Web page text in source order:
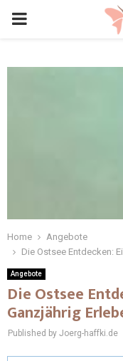
Home
Angebote
Die Ostsee Entdecken:
Angebote
Die Ostsee
Ganzjährig
Published by Joerg-haffki.de